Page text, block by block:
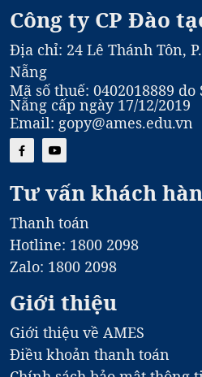
Công ty CP Đào
Địa chỉ: 24 Lê Thánh Tôn,
Nẵng
Mã số thuế: 0402018889 do
Nẵng cấp ngày 17/12/2019
Email: gopy@ames.edu.vn
Tư vấn khách
Thanh toán
Hotline: 1800 2098
Zalo: 1800 2098
Giới thiệu
Giới thiệu về AMES
Điều khoản thanh toán